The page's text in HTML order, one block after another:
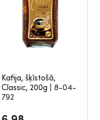
Kafija, šķīstošā,
Classic, 200g
8-04-
792